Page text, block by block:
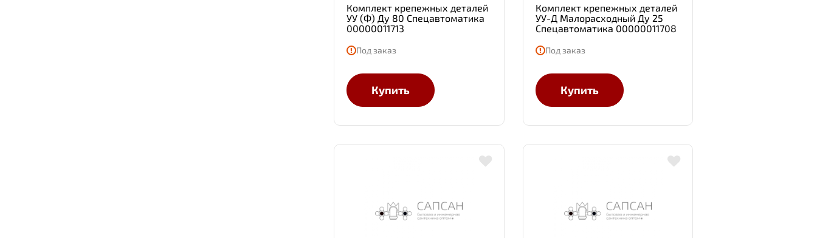
Комплект крепежных деталей
УУ (Ф) Ду 80 Спецавтоматика
00000011713
Под заказ
Купить
Комплект крепежных деталей
УУ-Д Малорасходный Ду 25
Спецавтоматика 00000011708
Под заказ
Купить